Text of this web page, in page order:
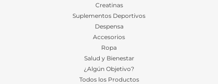
Creatinas
Suplementos Deportivos
Despensa
Accesorios
Ropa
Salud y Bienestar
¿Algún Objetivo?
Todos los Productos